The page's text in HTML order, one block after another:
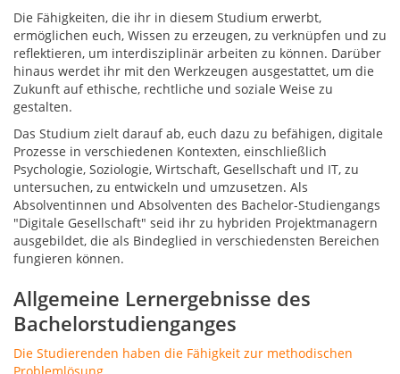
Die Fähigkeiten, die ihr in diesem Studium erwerbt,
ermöglichen euch, Wissen zu erzeugen, zu verknüpfen und zu
reflektieren, um interdisziplinär arbeiten zu können. Darüber
hinaus werdet ihr mit den Werkzeugen ausgestattet, um die
Zukunft auf ethische, rechtliche und soziale Weise zu
gestalten.
Das Studium zielt darauf ab, euch dazu zu befähigen, digitale
Prozesse in verschiedenen Kontexten, einschließlich
Psychologie, Soziologie, Wirtschaft, Gesellschaft und IT, zu
untersuchen, zu entwickeln und umzusetzen. Als
Absolventinnen und Absolventen des Bachelor-Studiengangs
"Digitale Gesellschaft" seid ihr zu hybriden Projektmanagern
ausgebildet, die als Bindeglied in verschiedensten Bereichen
fungieren können.
Allgemeine Lernergebnisse des
Bachelorstudienganges
Die Studierenden haben die Fähigkeit zur methodischen